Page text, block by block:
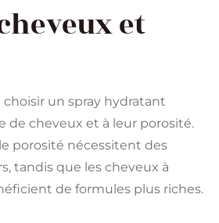
et
un spray hydratant
de cheveux et à leur porosité.
porosité nécessitent des
tandis que les cheveux à
de formules plus riches.